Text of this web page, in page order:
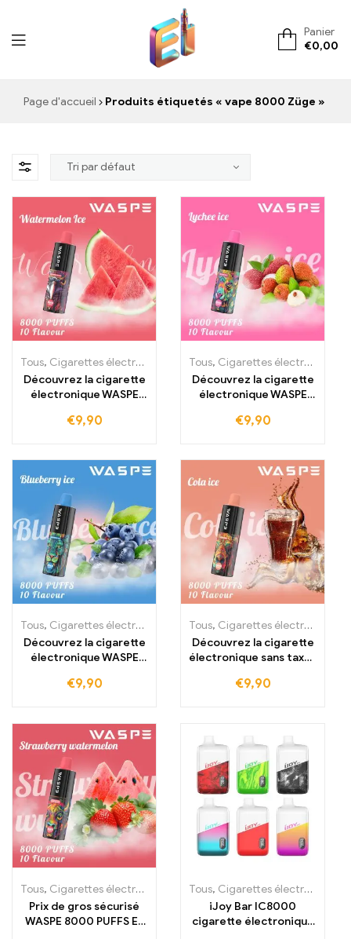
ElementVape.de
Panier
€0,00
Page d'accueil Produits étiquetés « vape 8000 Züge »
Tous, Cigarettes électroniques jetables ,Cigarettes électroniques
Découvrez la cigarette
électronique WASPE
Watermelon Ice sans
maximal au prix de gros
le plus avantageux
€9,90
Tous, Cigarettes électroniques jetables
Découvrez la cigarette
électronique WASPE
sans taxes – Un plaisir
€9,90
Tous, Cigarettes électroniques jetables ,Cigarettes électroniques
Découvrez la cigarette
électronique WASPE
Ice sans taxes – Un
gros imbattable
€9,90
Tous, Cigarettes électroniques jetables
Découvrez la cigarette
électronique sans taxes
Cola Ice,
€9,90
Tous, Cigarettes électroniques jetables ,Cigarettes électroniques
Prix de gros sécurisé
WASPE 8000 PUFFS E-
Tous, Cigarettes électroniques jetables
iJoy Bar IC8000
cigarette électronique